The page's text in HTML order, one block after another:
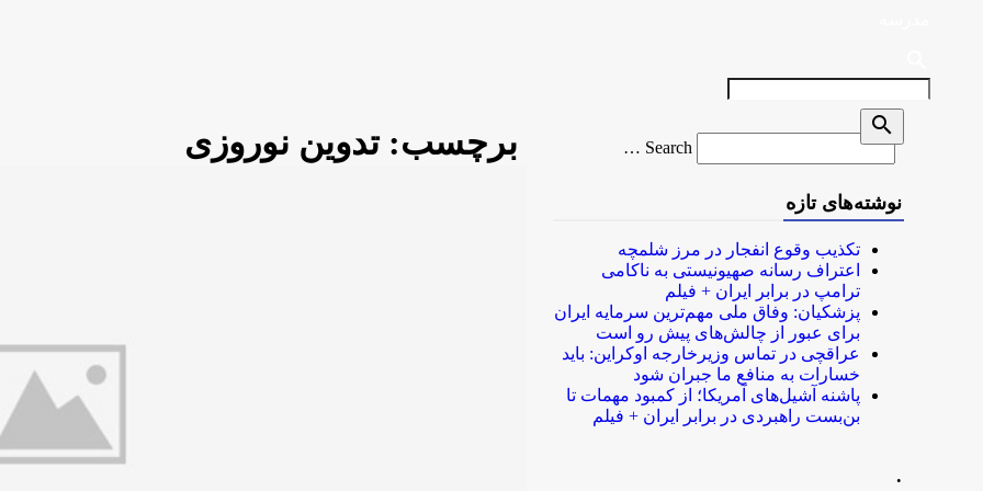
برچسب:تدوین نوروزی
Search
for
Search …
search
نوشته‌های تازه
تکذیب وقوع انفجار در مرز شلمچه
اعتراف رسانه صهیونیستی به ناکامی
ترامپ در برابر ایران + فیلم
پزشکیان: وفاق ملی مهم‌ترین سرمایه ایران
برای عبور از چالش‌های پیش رو است
عراقچی در تماس وزیرخارجه اوکراین: باید
خسارات به منافع ما جبران شود
پاشنه آشیل‌های آمریکا؛ از کمبود مهمات تا
بن‌بست راهبردی در برابر ایران + فیلم
.